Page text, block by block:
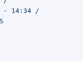
- 14:34